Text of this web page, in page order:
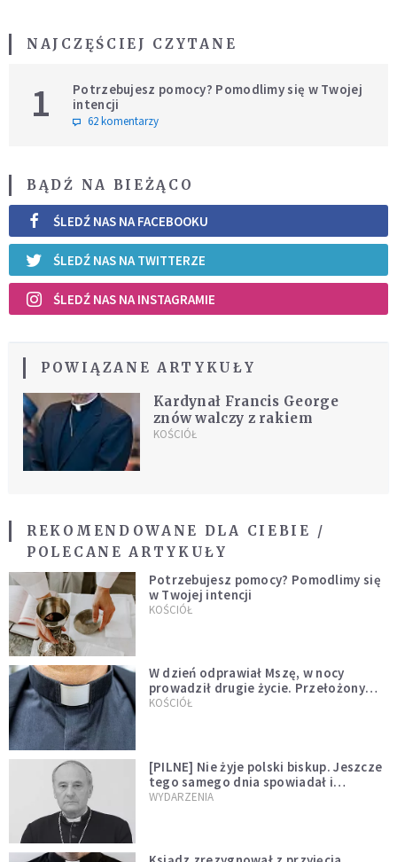
NAJCZĘŚCIEJ CZYTANE
1
Potrzebujesz pomocy? Pomodlimy się w Twojej
intencji
62 komentarzy
BĄDŹ NA BIEŻĄCO
ŚLEDŹ NAS NA FACEBOOKU
ŚLEDŹ NAS NA TWITTERZE
ŚLEDŹ NAS NA INSTAGRAMIE
POWIĄZANE ARTYKUŁY
Kardynał Francis George
znów walczy z rakiem
KOŚCIÓŁ
REKOMENDOWANE DLA CIEBIE /
POLECANE ARTYKUŁY
Potrzebujesz pomocy? Pomodlimy się
w Twojej intencji
KOŚCIÓŁ
W dzień odprawiał Mszę, w nocy
prowadził drugie życie. Przełożony
kazał mu opuścić zakon
KOŚCIÓŁ
[PILNE] Nie żyje polski biskup. Jeszcze
tego samego dnia spowiadał i
sprawował Mszę świętą
WYDARZENIA